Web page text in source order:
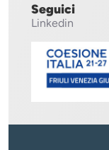
Seguici
Linkedin